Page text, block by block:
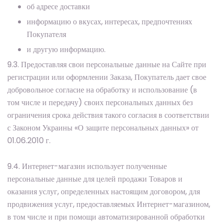
об адресе доставки
информацию о вкусах, интересах, предпочтениях
Покупателя
и другую информацию.
9.3. Предоставляя свои персональные данные на Сайте при
регистрации или оформлении Заказа, Покупатель дает свое
добровольное согласие на обработку и использование (в
том числе и передачу) своих персональных данных без
ограничения срока действия такого согласия в соответствии
с Законом Украины «О защите персональных данных» от
01.06.2010 г.
9.4. Интернет-магазин использует полученные
персональные данные для целей продажи Товаров и
оказания услуг, определенных настоящим договором, для
продвижения услуг, предоставляемых Интернет-магазином,
в том числе и при помощи автоматизированной обработки